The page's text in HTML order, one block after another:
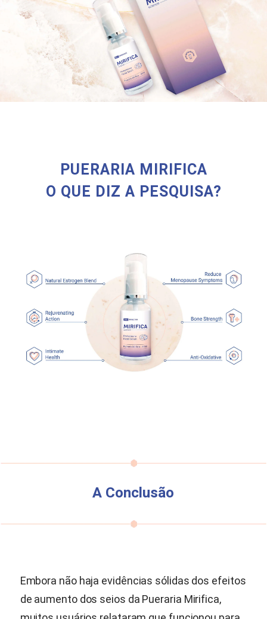
PUERARIA MIRIFICA
O QUE DIZ A PESQUISA?
A Conclusão
Embora não haja evidências sólidas dos efeitos
de aumento dos seios da Pueraria Mirifica,